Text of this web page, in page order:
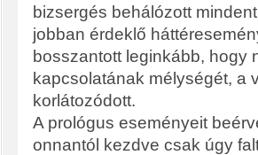
bizsergés behálózott
jobban érdeklő
bosszantott leginkább, hogy
kapcsolatának mélységét, a
korlátozódott.
A prológus eseményeit
onnantól kezdve csak úgy